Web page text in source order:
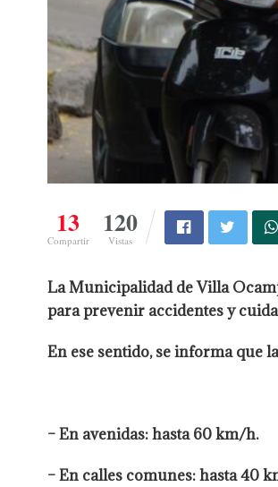
13
Compartir
120
Vistas
La Municipalidad de Villa
para prevenir accidentes y
En ese sentido, se informa que
– En avenidas: hasta 60 km/h.
– En calles comunes: hasta 40